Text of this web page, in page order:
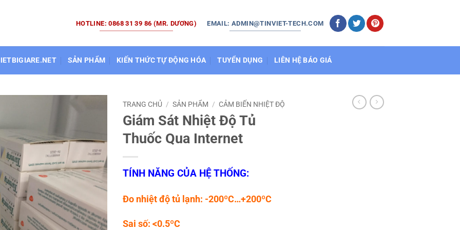
HOTLINE: 0868 31 39 86 (MR. DƯƠNG) EMAIL: ADMIN@TINVIET-TECH.COM
SẢN PHẨM KIẾN THỨC TỰ ĐỘNG HÓA TUYỂN DỤNG LIÊN HỆ BÁO GIÁ
TRANG CHỦ / SẢN PHẨM / CẢM BIẾN NHIỆT ĐỘ
Giám Sát Nhiệt Độ Tủ
Thuốc Qua Internet
TÍNH NĂNG CỦA HỆ THỐNG:
Đo nhiệt độ tủ lạnh: -200ºC…+200ºC
Sai số: <0.5ºC